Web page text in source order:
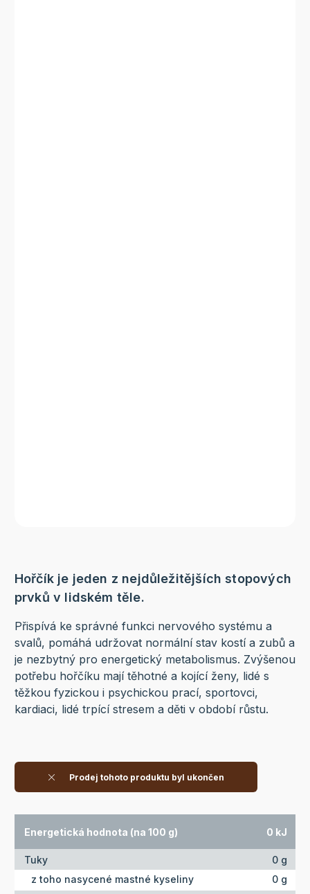
Hořčík je jeden z nejdůležitějších stopových
prvků v lidském těle.
Přispívá ke správné funkci nervového systému a
svalů, pomáhá udržovat normální stav kostí a zubů a
je nezbytný pro energetický metabolismus. Zvýšenou
potřebu hořčíku mají těhotné a kojící ženy, lidé s
těžkou fyzickou i psychickou prací, sportovci,
kardiaci, lidé trpící stresem a děti v období růstu.
Prodej tohoto produktu byl ukončen
Energetická hodnota (na 100 g) 0 kJ
Tuky
0 g
z toho nasycené mastné kyseliny
0 g